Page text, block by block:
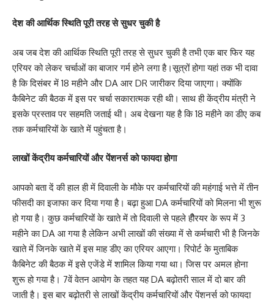
देश की आर्थिक स्थिति पूरी तरह से सुधर चुकी है
अब जब देश की आर्थिक स्थिति पूरी तरह से सुधर चुकी है तभी एक बार फिर यह
एरियर को लेकर चर्चाओं का बाजार गर्म होने लगा है।सूत्रों होगा यहां तक भी दावा
है कि दिसंबर में 18 महीने और DA आर DR जारीकर दिया जाएगा। क्योंकि
कैबिनेट की बैठक में इस पर चर्चा सकारात्मक रही थी। साथ ही केंद्रीय मंत्री ने
इसके प्रस्ताव पर सहमति जताई थी। अब देखना यह है कि 18 महीने का डीए कब
तक कर्मचारियों के खाते में पहुंचता है।
लाखों केंद्रीय कर्मचारियों और पेंशनर्स को फायदा होगा
आपको बता दें की हाल ही में दिवाली के मौके पर कर्मचारियों की महंगाई भत्ते में तीन
फीसदी का इजाफा कर दिया गया है। बढ़ा हुआ DA कर्मचारियों को मिलना भी शुरू
हो गया है। कुछ कर्मचारियों के खाते में तो दिवाली से पहले हीैरयर के रूप में 3
महीने का DA आ गया है लेकिन अभी लाखों की संख्या में से कर्मचारी भी है जिनके
खाते में जिनके खाते में इस माह डीए का एरियर आएगा। रिपोर्ट के मुताबिक
कैबिनेट की बैठक में इसे एजेंडे में शामिल किया गया था। जिस पर अमल होना
शुरू हो गया है। 7वें वेतन आयोग के तहत यह DA बढ़ोतरी साल में दो बार की
जाती है। इस बार बढ़ोतरी से लाखों केंद्रीय कर्मचारियों और पेंशनर्स को फायदा